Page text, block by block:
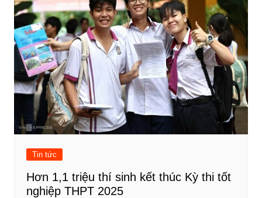
Tin tức
Hơn 1,1 triệu thí sinh kết thúc Kỳ thi tốt
nghiệp THPT 2025